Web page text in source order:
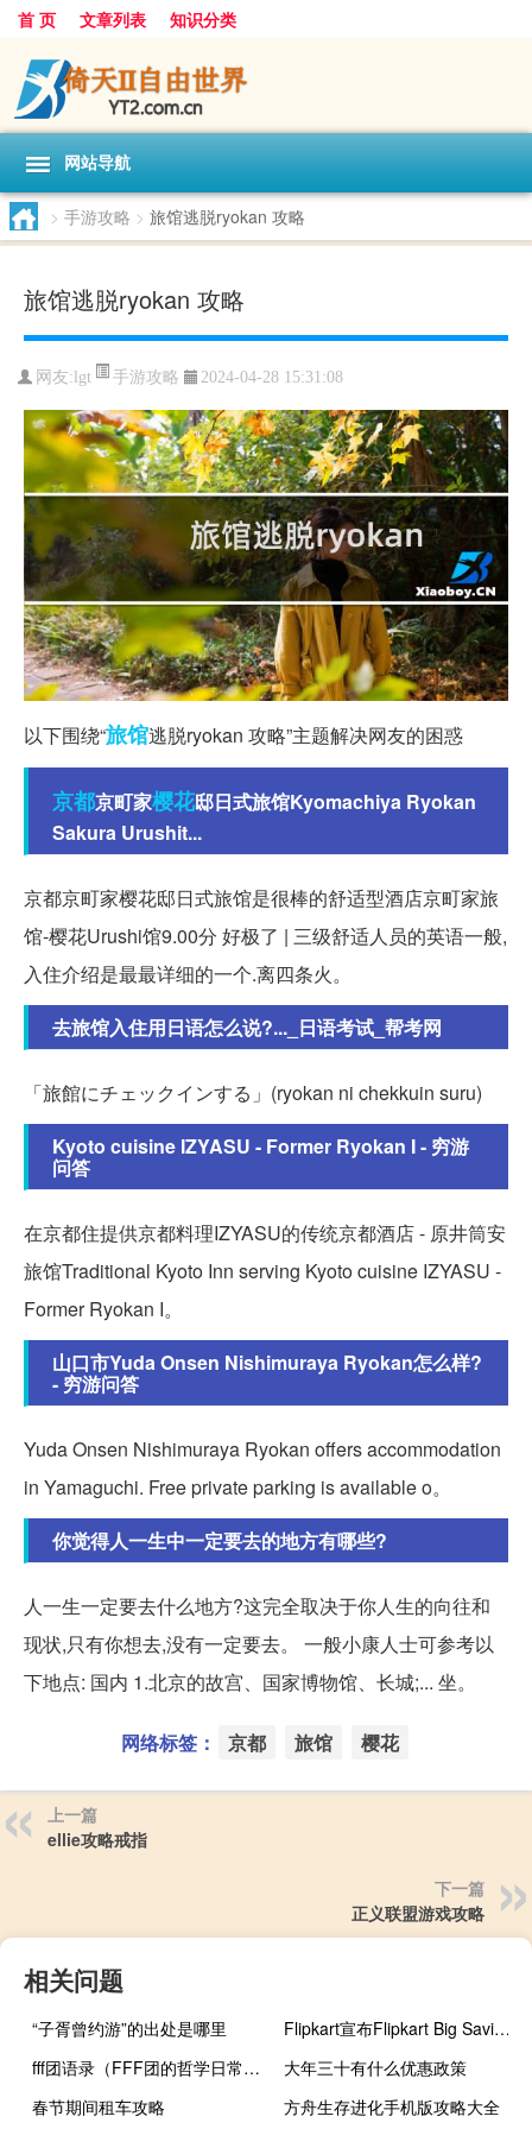
首 页 文章列表 知识分类
网站导航
> 手游攻略 > 旅馆逃脱ryokan 攻略
旅馆逃脱ryokan 攻略
网友: lgt 手游攻略 2024-04-28 15:31:08
以下围绕“旅馆逃脱ryokan 攻略”主题解决网友的困惑
京都京町家樱花邸日式旅馆Kyomachiya Ryokan
Sakura Urushit...
京都京町家樱花邸日式旅馆是很棒的舒适型酒店京町家旅
馆-樱花Urushi馆9.00分 好极了 | 三级舒适人员的英语一般,
入住介绍是最最详细的一个.离四条火。
去旅馆入住用日语怎么说?..._日语考试_帮考网
「旅館にチェックインする」(ryokan ni chekkuin suru)
Kyoto cuisine IZYASU - Former Ryokan I - 穷游
问答
在京都住提供京都料理IZYASU的传统京都酒店 - 原井筒安
旅馆Traditional Kyoto Inn serving Kyoto cuisine IZYASU -
Former Ryokan I。
山口市Yuda Onsen Nishimuraya Ryokan怎么样?
- 穷游问答
Yuda Onsen Nishimuraya Ryokan offers accommodation
in Yamaguchi. Free private parking is available o。
你觉得人一生中一定要去的地方有哪些?
人一生一定要去什么地方?这完全取决于你人生的向往和
现状,只有你想去,没有一定要去。 一般小康人士可参考以
下地点: 国内 1.北京的故宫、国家博物馆、长城;... 坐。
网络标签： 京都 旅馆 樱花
上一篇
ellie攻略戒指
下一篇
正义联盟游戏攻略
相关问题
“子胥曾约游”的出处是哪里
Flipkart宣布Flipkart Big Saving Days促销活动
fff团语录（FFF团的哲学日常简介）
大年三十有什么优惠政策
春节期间租车攻略
方舟生存进化手机版攻略大全